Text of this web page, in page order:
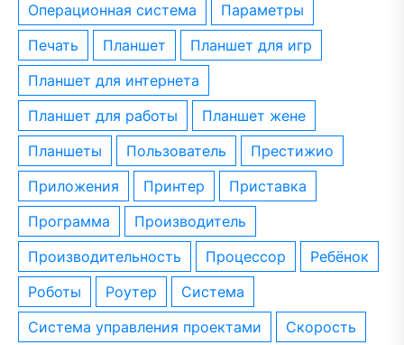
операционная система
параметры
печать
планшет
планшет для игр
планшет для интернета
планшет для работы
планшет жене
планшеты
пользователь
престижио
приложения
принтер
приставка
программа
производитель
производительность
процессор
ребёнок
роботы
роутер
система
система управления проектами
скорость